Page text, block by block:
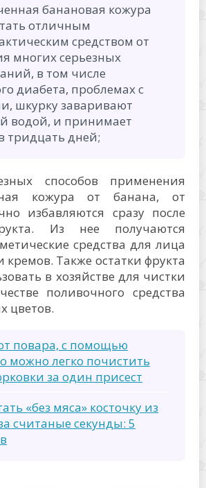
банановая кожура
отличным
средством от
многих серьезных
в том числе
диабета, проблемах с
шкурку заваривают
водой, и принимает
тридцать дней;
способов применения
кожура от банана, от
избавляются сразу после
Из нее получаются
средства для лица
кремов. Также остатки фрукта
в хозяйстве для чистки
поливочного средства
цветов.
повара, с помощью
можно легко почистить
за один присест
«без мяса» косточку из
считаные секунды: 5